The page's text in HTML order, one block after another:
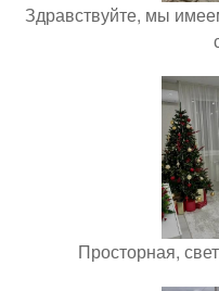
Здравствуйте, мы
Просторная,